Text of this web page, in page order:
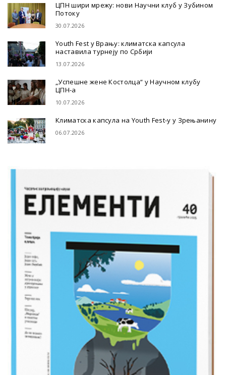
ЦПН шири мрежу: нови Научни клуб у Зубином
Потоку
30.07.2026
Youth Fest у Врању: климатска капсула
наставила турнеју по Србији
13.07.2026
„Успешне жене Костолца“ у Научном клубу
ЦПН-а
10.07.2026
Климатска капсула на Youth Fest-у у Зрењанину
06.07.2026